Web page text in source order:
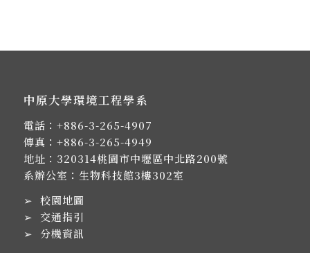
中原大學環境工程學系
電話： +886-3-265-4907
傳真：+886-3-265-4949
地址： 320314桃園市中壢區中北路200號
系辦公室：生物科技館3樓302室
➢ 校園地圖
➢ 交通指引
➢ 分機資訊